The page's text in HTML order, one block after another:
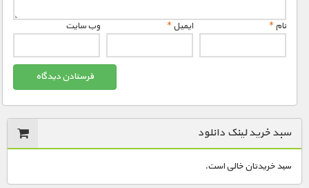
نام* ایمیل* وب‌ سایت
سبد خرید لینک دانلود
سبد خریدتان خالی است.